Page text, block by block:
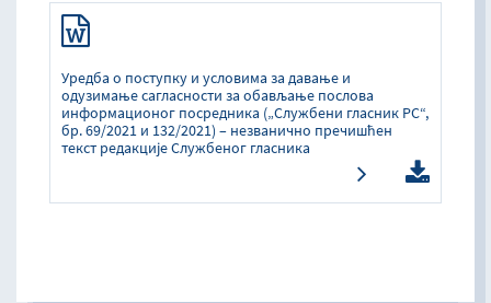
Уредба о поступку и условима за давање и
одузимање сагласности за обављање послова
информационог посредника („Службени гласник РС“,
бр. 69/2021 и 132/2021) – незванично пречишћен
текст редакције Службеног гласника